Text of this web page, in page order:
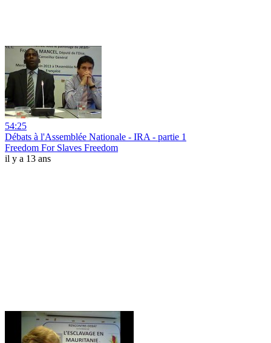
54:25
Débats à l'Assemblée Nationale - IRA - partie 1
Freedom For Slaves Freedom
il y a 13 ans